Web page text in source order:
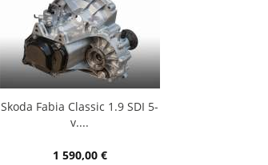
Skoda Fabia Classic 1.9 SDI 5-
v....
1 590,00 €